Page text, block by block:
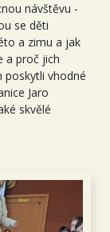
návštěvu -
se děti
a zimu a jak
a proč jich
poskytli vhodné
Jaro
skvělé